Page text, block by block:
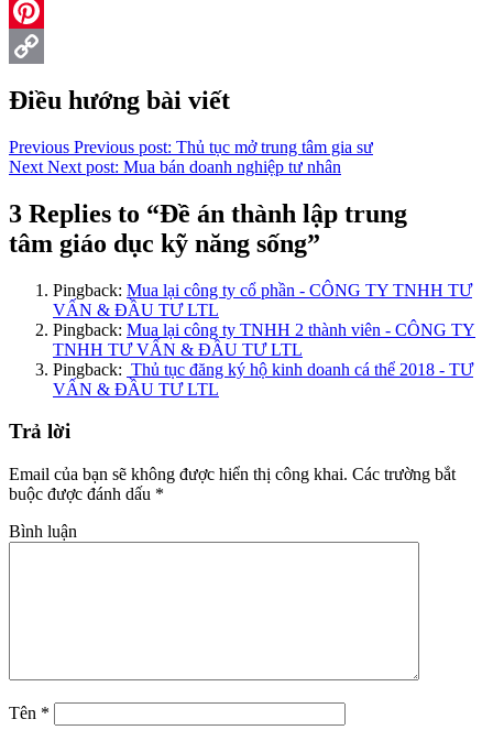
Reddit
Pinterest
Điều hướng bài viết
Previous Previous post: Thủ tục mở trung tâm gia sư
Next Next post: Mua bán doanh nghiệp tư nhân
3 Replies to “Đề án thành lập trung
tâm giáo dục kỹ năng sống”
Pingback: Mua lại công ty cổ phần - CÔNG TY TNHH TƯ
VẤN & ĐẦU TƯ LTL
Pingback: Mua lại công ty TNHH 2 thành viên - CÔNG TY
TNHH TƯ VẤN & ĐẦU TƯ LTL
Pingback: Thủ tục đăng ký hộ kinh doanh cá thể 2018 - TƯ
VẤN & ĐẦU TƯ LTL
Trả lời
Email của bạn sẽ không được hiển thị công khai. Các trường bắt
buộc được đánh dấu *
Bình luận
Tên *